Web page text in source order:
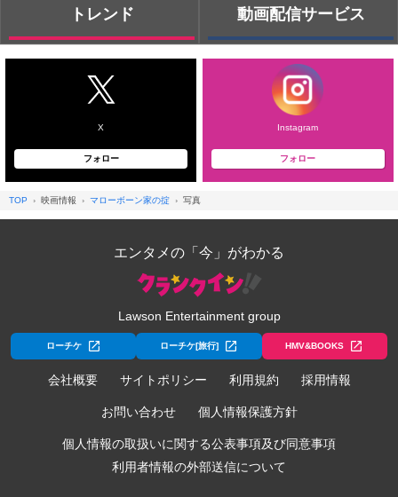
トレンド 動画配信サービス
X
フォロー
Instagram
フォロー
TOP 映画情報 マローボーン家の掟 写真
エンタメの「今」がわかる
Lawson Entertainment group
ローチケ ローチケ[旅行] HMV&BOOKS
会社概要 サイトポリシー 利用規約 採用情報
お問い合わせ 個人情報保護方針
個人情報の取扱いに関する公表事項及び同意事項
利用者情報の外部送信について